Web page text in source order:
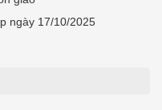
ngày 17/10/2025